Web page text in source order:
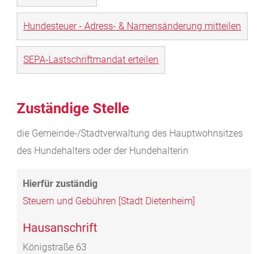
Hundesteuer - Adress- & Namensänderung mitteilen
SEPA-Lastschriftmandat erteilen
Zuständige Stelle
die Gemeinde-/Stadtverwaltung des Hauptwohnsitzes
des Hundehalters oder der Hundehalterin
Steuern und Gebühren [Stadt Dietenheim]
Hausanschrift
Königstraße 63